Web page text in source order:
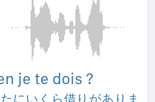
je te dois ?
にいくら借りがありま